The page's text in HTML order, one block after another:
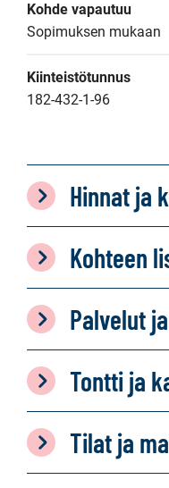
Kohde vapautuu
Sopimuksen mukaan
Kiinteistötunnus
182-432-1-96
Hinnat ja
Kohteen
Palvelut
Tontti ja
Tilat ja